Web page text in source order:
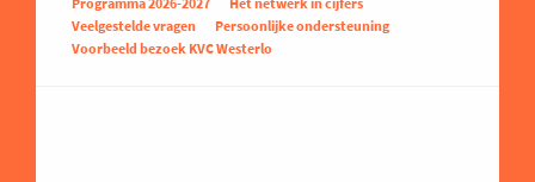
Veelgestelde vragen
Persoonlijke ondersteuning
Voorbeeld bezoek KVC Westerlo